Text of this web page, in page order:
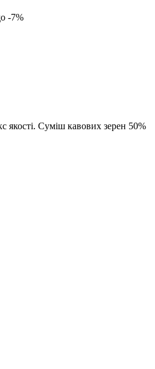
-7%
якості. Суміш кавових зерен 50%